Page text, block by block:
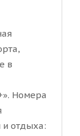
в
Номера
отдыха: